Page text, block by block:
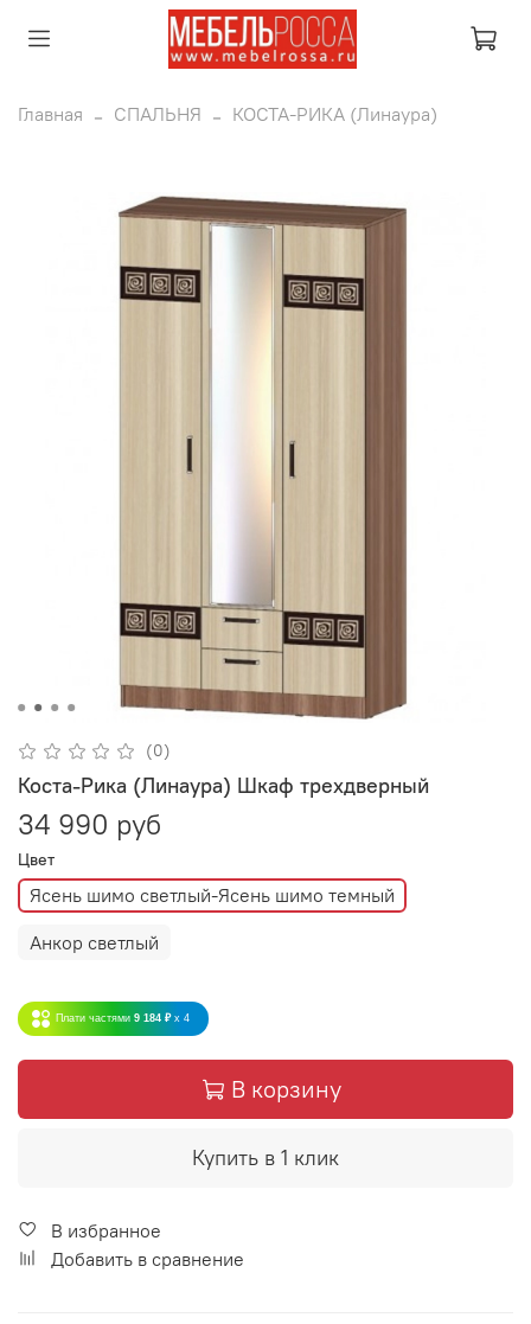
Главная СПАЛЬНЯ КОСТА-РИКА (Линаура)
(0)
Коста-Рика (Линаура) Шкаф трехдверный
34 990 руб
Цвет
Ясень шимо светлый-Ясень шимо темный
Анкор светлый
Плати частями 9 184 ₽ x 4
В корзину
Купить в 1 клик
В избранное
Добавить в сравнение